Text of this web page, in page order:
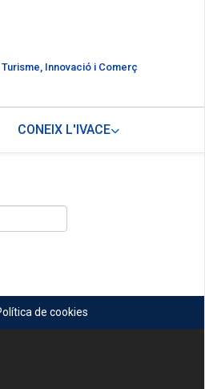
Innovació i Comerç
CONEIX L'IVACE
de cookies